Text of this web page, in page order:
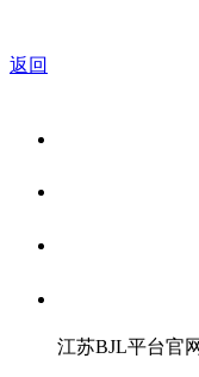
返回
江苏BJL平台官